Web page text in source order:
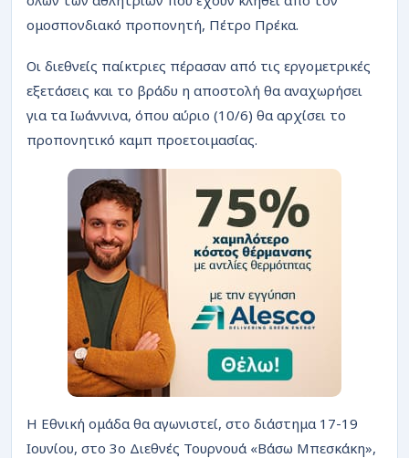
ομοσπονδιακό προπονητή, Πέτρο Πρέκα.
Οι διεθνείς παίκτριες πέρασαν από τις εργομετρικές
εξετάσεις και το βράδυ η αποστολή θα αναχωρήσει
για τα Ιωάννινα, όπου αύριο (10/6) θα αρχίσει το
προπονητικό καμπ προετοιμασίας.
Η Εθνική ομάδα θα αγωνιστεί, στο διάστημα 17-19
Ιουνίου, στο 3ο Διεθνές Τουρνουά «Βάσω Μπεσκάκη»,